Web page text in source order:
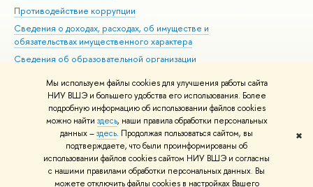
Мы используем файлы cookies для улучшения работы сайта
НИУ ВШЭ и большего удобства его использования. Более
подробную информацию об использовании файлов cookies
можно найти здесь, наши правила обработки персональных
данных –здесь. Продолжая пользоваться сайтом, вы
подтверждаете, что были проинформированы об
использовании файлов cookies сайтом НИУ ВШЭ и согласны
с нашими правилами обработки персональных данных. Вы
можете отключить файлы cookies в настройках Вашего
✖
Противодействие коррупции
Сведения о доходах, расходах, об имуществе и
обязательствах имущественного характера
Сведения об образовательной организации
Людям с ограниченными возможностями здоровья
Единая платежная страница
Работа в Вышке
© НИУ ВШЭ 1993–2026 Адреса и контакты Условия использования
материалов Политика конфиденциальности Карта сайта